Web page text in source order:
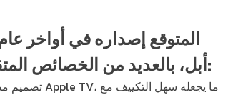
أبل، بالعديد من الخصائص المتقدمة التي تجعله خياراً ممتازاً للمستخدمين. إليك أبرز مميزاته:
تصميم